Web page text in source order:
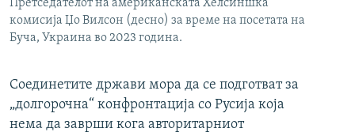
Претседателот на американската Хелсиншка
комисија Џо Вилсон (десно) за време на посетата на
Буча, Украина во 2023 година.
Соединетите држави мора да се подготват за
„долгорочна“ конфронтација со Русија која
нема да заврши кога авторитарниот